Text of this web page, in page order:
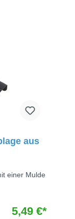
aus
einer Mulde
5,49 €*